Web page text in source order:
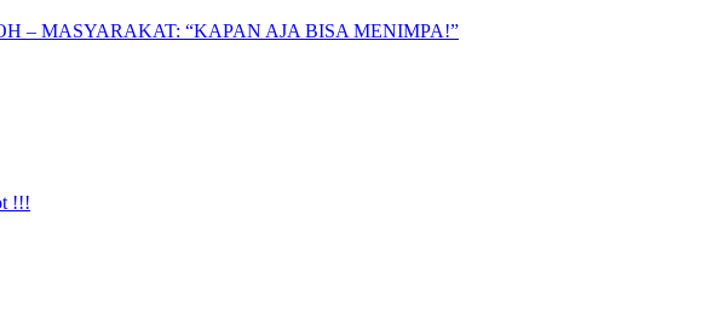
– MASYARAKAT: “KAPAN AJA BISA MENIMPA!”
!!!